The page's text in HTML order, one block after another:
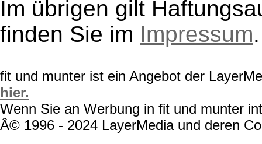
Im übrigen gilt
finden Sie im Impressum.
fit und munter ist ein Angebot der
hier.
Wenn Sie an Werbung in fit und munter
Â© 1996 - 2024 LayerMedia und deren